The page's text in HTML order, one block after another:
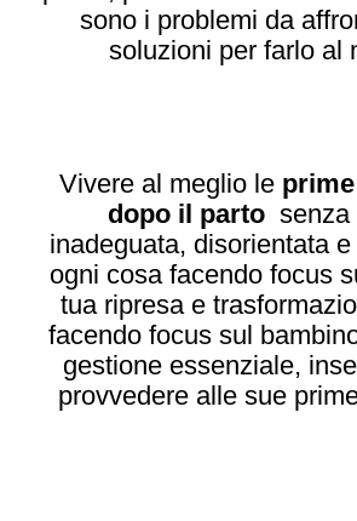
sono i problemi da
soluzioni per farlo al
Vivere al meglio le
dopo il parto senza
inadeguata, disorientata
ogni cosa facendo focus
tua ripresa e
facendo focus sul
gestione essenziale,
provvedere alle sue